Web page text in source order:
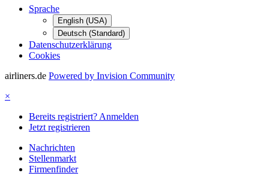
Sprache
English (USA)
Deutsch (Standard)
Datenschutzerklärung
Cookies
airliners.de Powered by Invision Community
×
Bereits registriert? Anmelden
Jetzt registrieren
Nachrichten
Stellenmarkt
Firmenfinder